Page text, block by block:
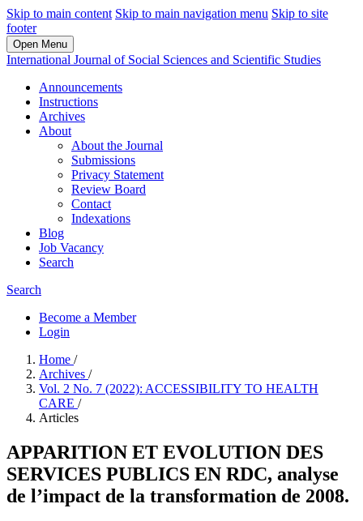
Skip to main content Skip to main navigation menu Skip to site
footer
Open Menu
International Journal of Social Sciences and Scientific Studies
Announcements
Instructions
Archives
About
About the Journal
Submissions
Privacy Statement
Review Board
Contact
Indexations
Blog
Job Vacancy
Search
Search
Become a Member
Login
Home /
Archives /
Vol. 2 No. 7 (2022): ACCESSIBILITY TO HEALTH
CARE /
Articles
APPARITION ET EVOLUTION DES
SERVICES PUBLICS EN RDC, analyse
de l’impact de la transformation de 2008.